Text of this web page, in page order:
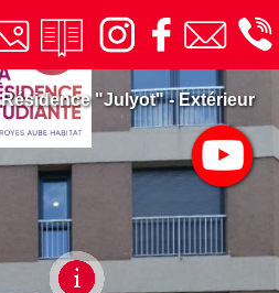
Résidence "Julyot" - Extérieur